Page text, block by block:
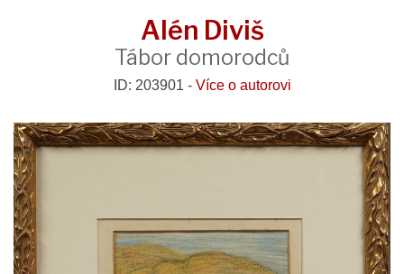
Alén Diviš
Tábor domorodců
ID: 203901 - Více o autorovi